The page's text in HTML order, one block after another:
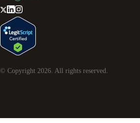
© Copyright 2026. All rights reserved.